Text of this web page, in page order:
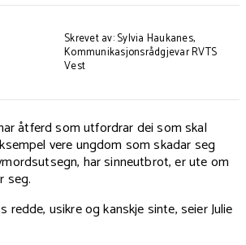
Skrevet av: Sylvia Haukanes,
Kommunikasjonsrådgjevar RVTS
Vest
åtferd som utfordrar dei som skal
vere ungdom som skadar seg
har sinneutbrot, er ute om
seg.
redde, usikre og kanskje sinte, seier Julie